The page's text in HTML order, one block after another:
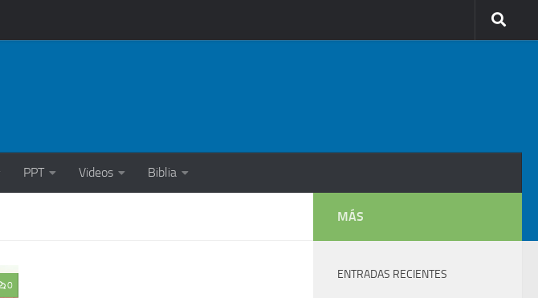
PPT Videos Biblia
0
MÁS
ENTRADAS RECIENTES